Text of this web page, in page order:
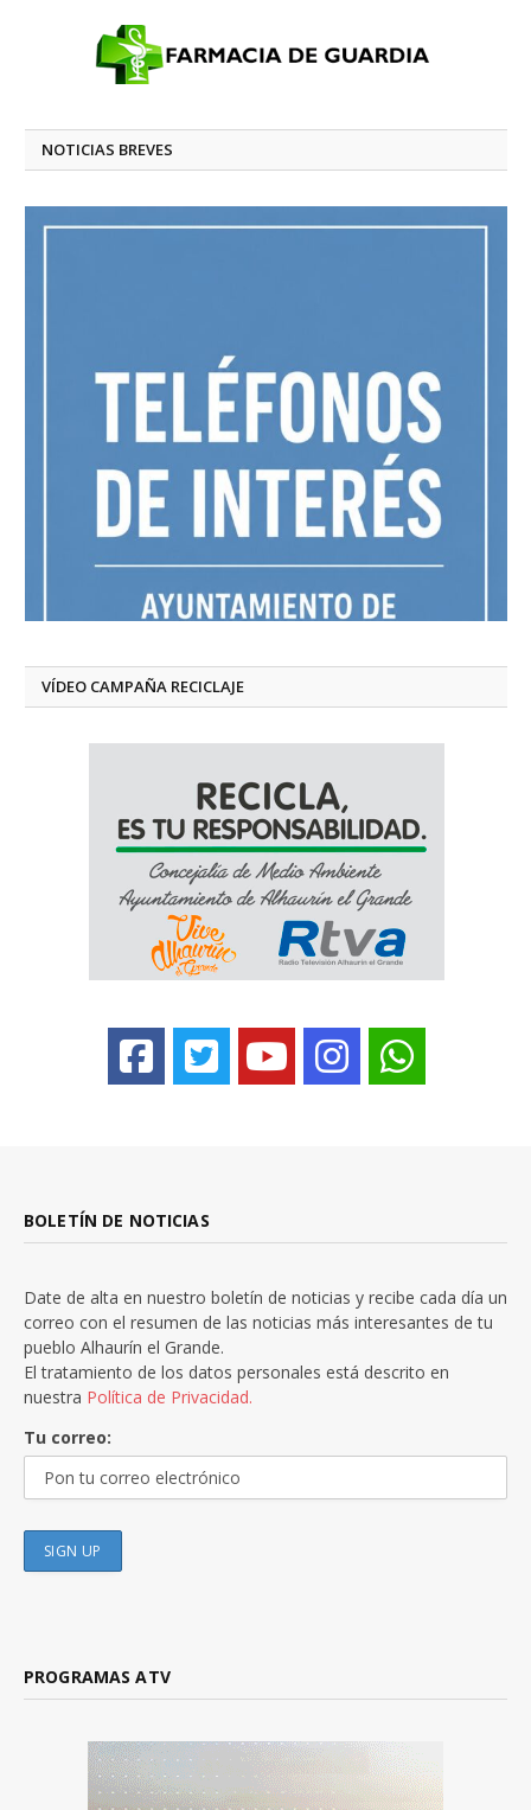
NOTICIAS BREVES
VÍDEO CAMPAÑA RECICLAJE
BOLETÍN DE NOTICIAS
Date de alta en nuestro boletín de noticias y recibe cada día un
correo con el resumen de las noticias más interesantes de tu
pueblo Alhaurín el Grande.
El tratamiento de los datos personales está descrito en
nuestra Política de Privacidad.
Tu correo:
PROGRAMAS ATV